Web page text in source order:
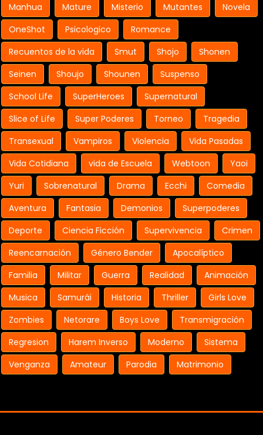
Manhua
Mature Misterio Mutantes
Novela
OneShot
Psicologico
Romance
Recuentos de la vida
Smut Shojo
Shonen
Seinen
Shoujo Shounen
Suspenso
School Life
SuperHeroes
Supernatural
Slice of Life
Super Poderes Torneo
Tragedia
Transexual
Vampiros Violencia
Vida Pasadas
Vida Cotidiana
vida de Escuela Webtoon
Yaoi
Yuri
Sobrenatural Drama Ecchi
Comedia
Aventura
Fantasia Demonios
Superpoderes
Deporte
Ciencia Ficción Supervivencia
Crimen
Reencarnación
Género Bender
Apocalíptico
Familia
Militar Guerra Realidad
Animación
Musica
Samurái Historia Thriller
Girls Love
Zombies
Netorare Boys Love
Transmigración
Regresion
Harem Inverso Moderno
Sistema
Venganza
Amateur Parodia Matrimonio